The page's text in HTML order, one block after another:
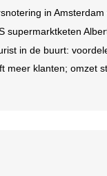
in
supermarktketen
in de buurt:
meer klanten; omzet